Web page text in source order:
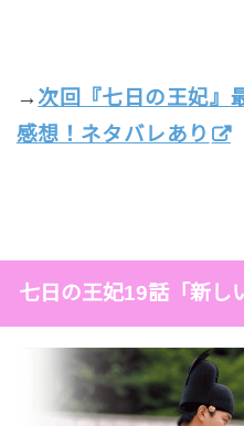
→ 次回『七日の王妃』
感想！ネタバレあり
七日の王妃19話「新し